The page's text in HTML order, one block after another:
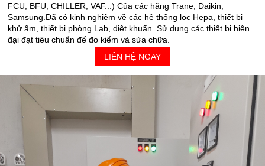
FCU, BFU, CHILLER, VAF...) Của các hãng Trane, Daikin,
Samsung.Đã có kinh nghiệm về các hệ thống lọc Hepa, thiết bị
khử ẩm, thiết bị phòng Lab, diệt khuẩn. Sử dụng các thiết bị hiện
đại đạt tiêu chuẩn để đo kiểm và sửa chữa.
LIÊN HỆ NGAY